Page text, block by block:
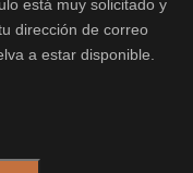
está muy solicitado y
dirección de correo
a estar disponible.